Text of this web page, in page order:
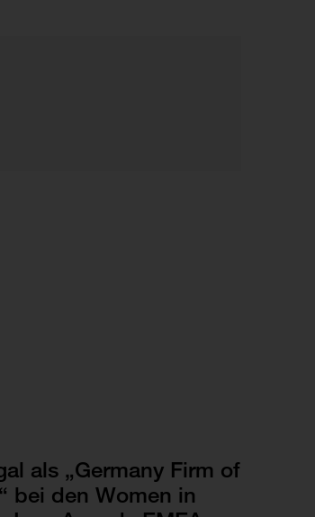
als „Germany Firm of
bei den Women in